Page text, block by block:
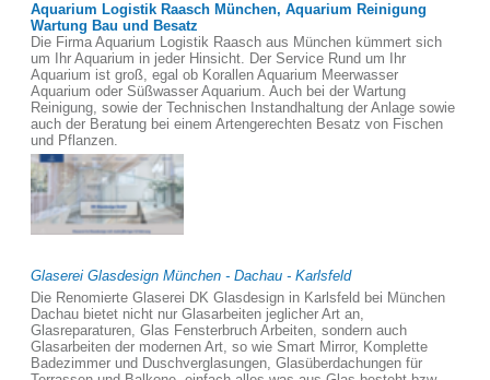
Aquarium Logistik Raasch München, Aquarium Reinigung
Wartung Bau und Besatz
Die Firma Aquarium Logistik Raasch aus München kümmert sich
um Ihr Aquarium in jeder Hinsicht. Der Service Rund um Ihr
Aquarium ist groß, egal ob Korallen Aquarium Meerwasser
Aquarium oder Süßwasser Aquarium. Auch bei der Wartung
Reinigung, sowie der Technischen Instandhaltung der Anlage sowie
auch der Beratung bei einem Artengerechten Besatz von Fischen
und Pflanzen.
Glaserei Glasdesign München - Dachau - Karlsfeld
Die Renomierte Glaserei DK Glasdesign in Karlsfeld bei München
Dachau bietet nicht nur Glasarbeiten jeglicher Art an,
Glasreparaturen, Glas Fensterbruch Arbeiten, sondern auch
Glasarbeiten der modernen Art, so wie Smart Mirror, Komplette
Badezimmer und Duschverglasungen, Glasüberdachungen für